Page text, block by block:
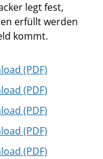
legt fest,
erfüllt werden
kommt.
(PDF)
(PDF)
(PDF)
(PDF)
(PDF)